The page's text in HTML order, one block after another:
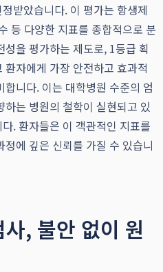
받았습니다. 이 평가는 항생제
등 다양한 지표를 종합적으로 분
을 평가하는 제도로, 1등급 획
자에게 가장 안전하고 효과적
니다. 이는 대학병원 수준의 엄
는 병원의 철학이 실현되고 있
. 환자들은 이 객관적인 지표를
정에 깊은 신뢰를 가질 수 있습니
, 불안 없이 원